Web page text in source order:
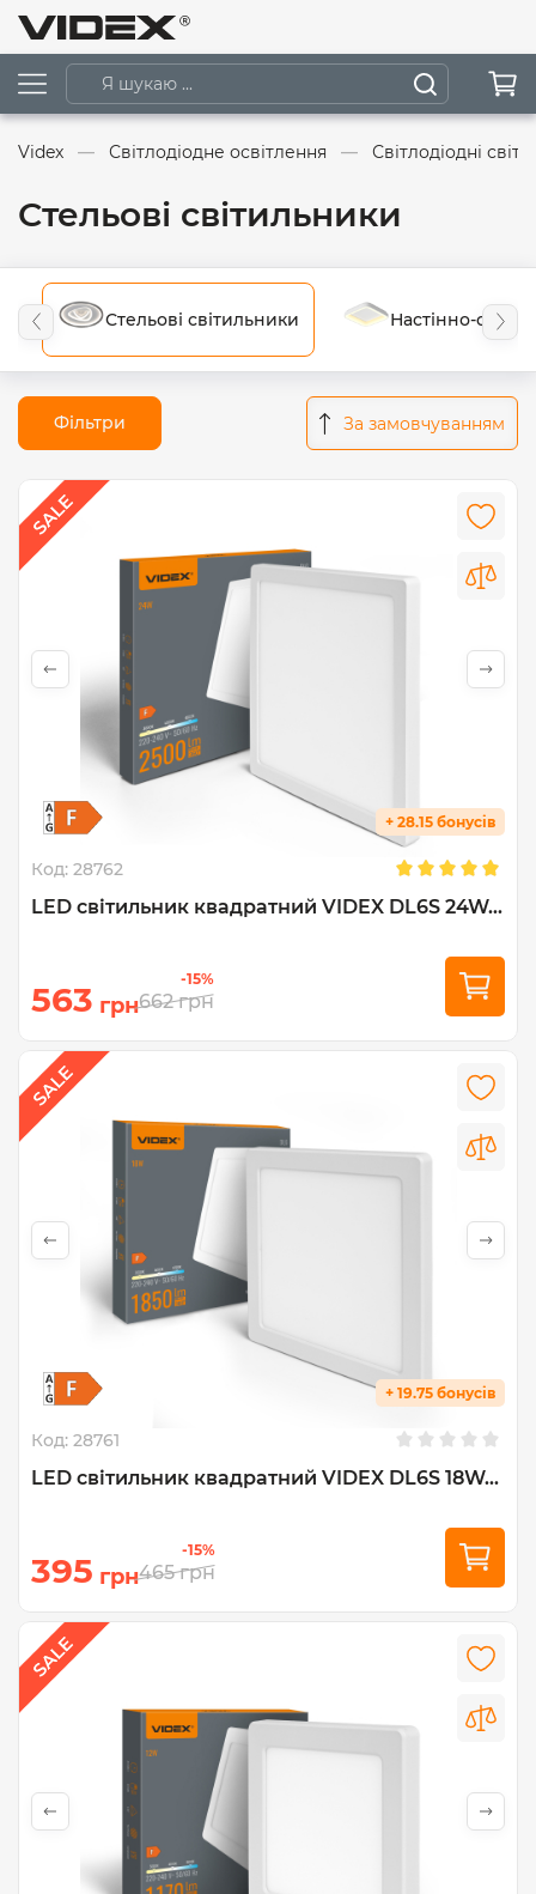
Videx Світлодіодне освітлення Світлодіодні
Стельові світильники
Стельові світильники Настінно-
За замовчуванням
Фільтри
+ 28.15 бонусів
Код: 28762
LED світильник квадратний VIDEX DL6S 24W...
563 грн
-15%
662 грн
+ 19.75 бонусів
Код: 28761
LED світильник квадратний VIDEX DL6S 18W...
395 грн
-15%
465 грн